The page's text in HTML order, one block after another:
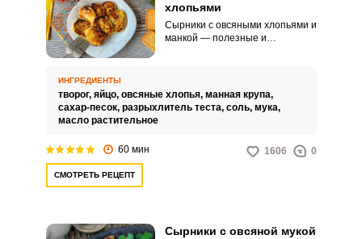
хлопьями
Сырники с овсяными хлопьями и
манкой — полезные и
вариантом этого блюда, ведь эти
два ингредиента отлично
ИНГРЕДИЕНТЫ
творог, яйцо, овсяные хлопья, манная крупа,
сахар-песок, разрыхлитель теста, соль, мука,
масло растительное
60 мин 1606 0
СМОТРЕТЬ РЕЦЕПТ
Сырники с овсяной мукой